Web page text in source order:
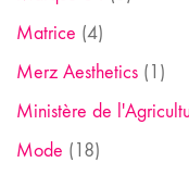
Matrice (4)
Merz Aesthetics (1)
Ministère de
Mode (18)